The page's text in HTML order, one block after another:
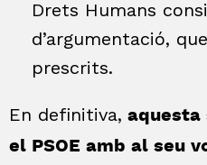
Drets Humans
d’argumentació,
prescrits.
En definitiva, aquesta
el PSOE amb al seu